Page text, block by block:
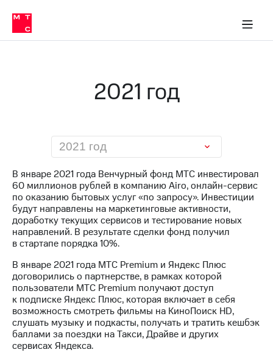
Медиа-центр
и акционерам
Устойчивое развитие
Комплаенс и деловая этика
компании
Руководство
Правовая
информация
Контакты
Медиа-центр
Пресс-
релизы
МТС
о технологиях
Достижения
Интервью
МТС
о технологиях
2021 год
2021 год
В январе 2021 года Венчурный фонд МТС инвестировал
60 миллионов рублей в компанию Airo, онлайн-сервис
по оказанию бытовых услуг «по запросу». Инвестиции
будут направлены на маркетинговые активности,
доработку текущих сервисов и тестирование новых
направлений. В результате сделки фонд получил
в стартапе порядка 10%.
В январе 2021 года МТС Premium и Яндекс Плюс
договорились о партнерстве, в рамках которой
пользователи МТС Premium получают доступ
к подписке Яндекс Плюс, которая включает в себя
возможность смотреть фильмы на КиноПоиск HD,
слушать музыку и подкасты, получать и тратить кешбэк
баллами за поездки на Такси, Драйве и других
сервисах Яндекса.